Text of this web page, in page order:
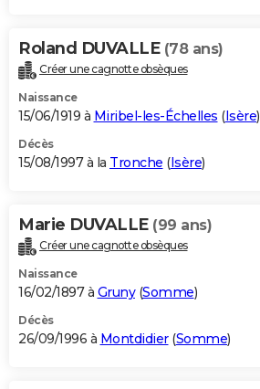
Roland DUVALLE (78 ans)
Créer une cagnotte obsèques
Naissance
15/06/1919 à Miribel-les-Échelles (Isère)
Décès
15/08/1997 à la Tronche (Isère)
Marie DUVALLE (99 ans)
Créer une cagnotte obsèques
Naissance
16/02/1897 à Gruny(Somme)
Décès
26/09/1996 à Montdidier(Somme)